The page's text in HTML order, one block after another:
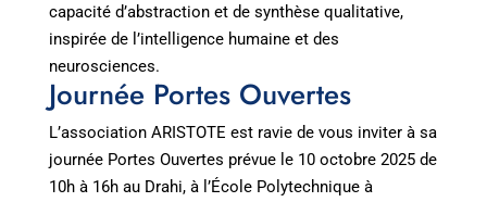
capacité d’abstraction et de synthèse qualitative,
inspirée de l’intelligence humaine et des
neurosciences.
Journée Portes Ouvertes
L’association ARISTOTE est ravie de vous inviter à sa
journée Portes Ouvertes prévue le 10 octobre 2025 de
10h à 16h au Drahi, à l’École Polytechnique à